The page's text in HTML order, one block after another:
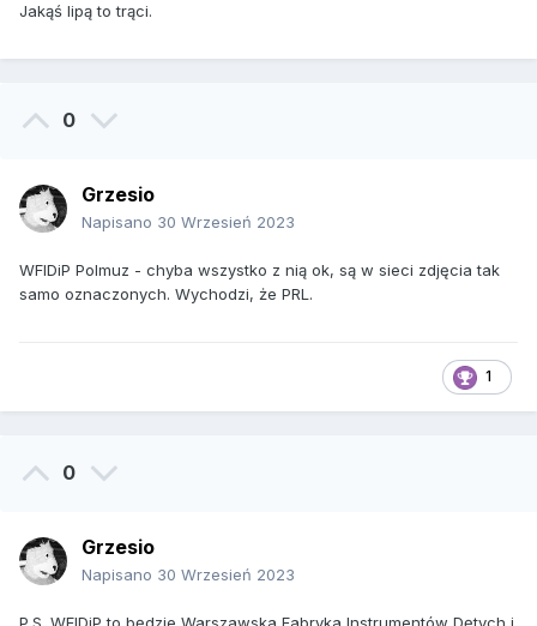
Jakąś lipą to trąci.
0
Grzesio
Napisano 30 Wrzesień 2023
WFIDiP Polmuz - chyba wszystko z nią ok, są w sieci zdjęcia tak
samo oznaczonych. Wychodzi, że PRL.
1
0
Grzesio
Napisano 30 Wrzesień 2023